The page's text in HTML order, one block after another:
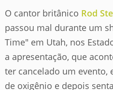
O cantor britânico Rod
passou mal durante um
Time" em Utah, nos
a apresentação, que
ter cancelado um evento,
de oxigênio e depois